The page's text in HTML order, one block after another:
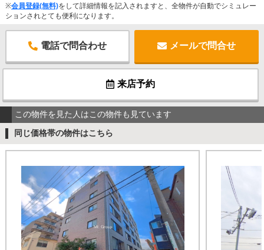
※会員登録(無料)をして詳細情報を記入されますと、全物件が自動でシミュレー
ションされとても便利になります。
電話で問合わせ メールで問合せ
来店予約
この物件を見た人はこの物件も見ています
同じ価格帯の物件はこちら